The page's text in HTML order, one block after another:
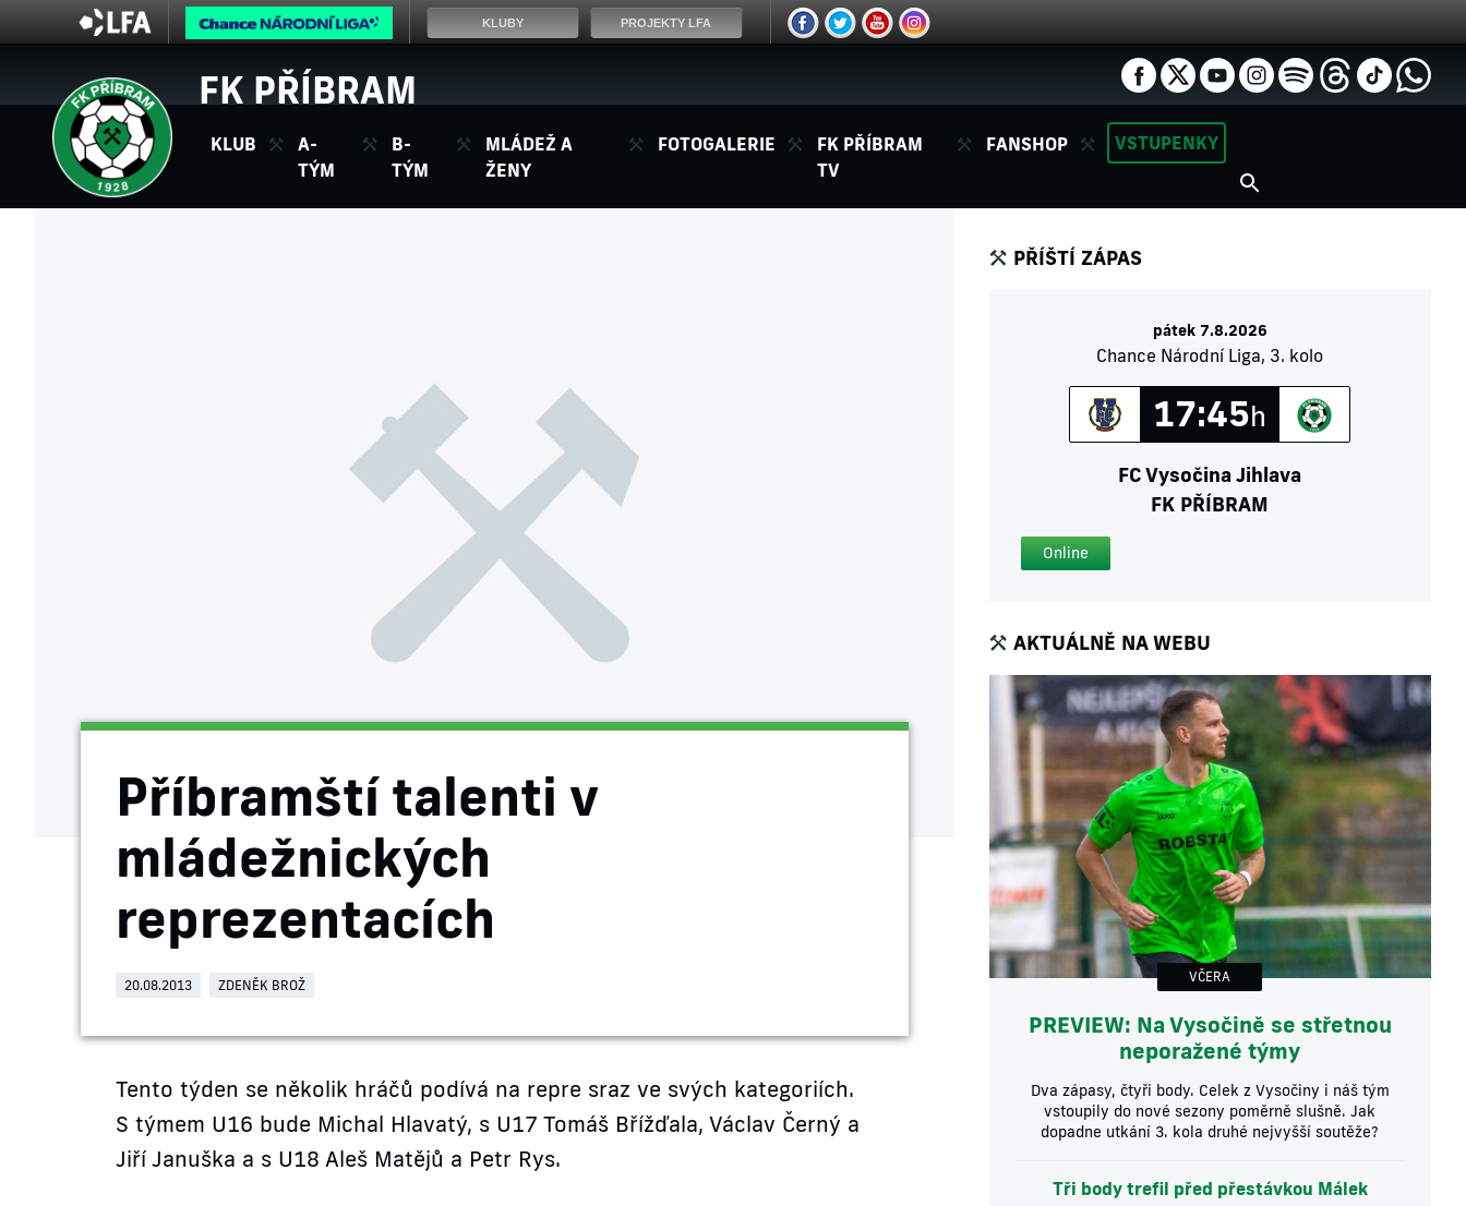
FK PŘÍBRAM
KLUB
A-
TÝM
B-
TÝM
MLÁDEŽ A
ŽENY
FOTOGALERIE
FK PŘÍBRAM
TV
FANSHOP VSTUPENKY
Příbramští talenti v
mládežnických
reprezentacích
20.08.2013 ZDENĚK BROŽ
Tento týden se několik hráčů podívá na repre sraz ve svých kategoriích.
S týmem U16 bude Michal Hlavatý, s U17 Tomáš Břížďala, Václav Černý a
Jiří Januška a s U18 Aleš Matějů a Petr Rys.
PŘÍŠTÍ ZÁPAS
pátek 7.8.2026
Chance Národní Liga, 3. kolo
17:45h
FC Vysočina Jihlava
FK PŘÍBRAM
Online
AKTUÁLNĚ NA WEBU
VČERA
PREVIEW: Na Vysočině se střetnou
neporažené týmy
Dva zápasy, čtyři body. Celek z Vysočiny i náš tým
vstoupily do nové sezony poměrně slušně. Jak
dopadne utkání 3. kola druhé nejvyšší soutěže?
Tři body trefil před přestávkou Málek
KLUBY PROJEKTY LFA